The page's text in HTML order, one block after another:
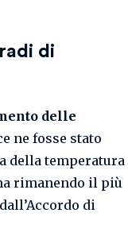
di
delle
ne fosse stato
della temperatura
rimanendo il più
di